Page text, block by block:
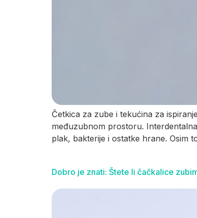
Četkica za zube i tekućina za
međuzubnom prostoru.
plak, bakterije i ostatke hrane. Osim
Dobro je znati: Štete li čačkalice